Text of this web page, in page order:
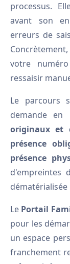
processus.
avant son
erreurs de
votre
ressaisir
Le parcours
demande en
originaux et
présence
présence
d'empreintes
Le Portail
pour les
un espace
franchement